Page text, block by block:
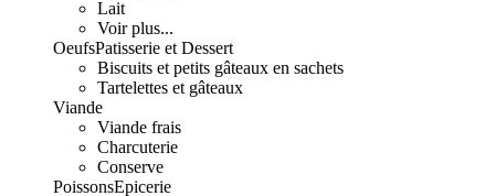
Lait
Voir plus...
OeufsPatisserie et Dessert
Biscuits et petits gâteaux en sachets
Tartelettes et gâteaux
Viande
Viande frais
Charcuterie
Conserve
PoissonsEpicerie